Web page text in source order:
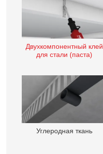
Двухкомпонентный клей
для стали (паста)
Углеродная ткань